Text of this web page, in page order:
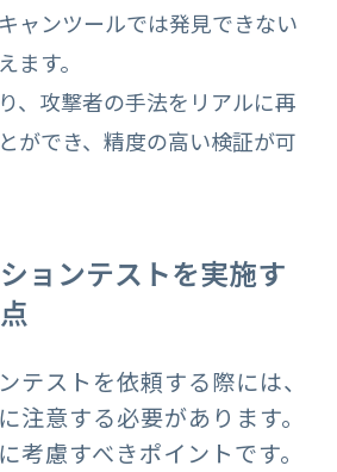
ャンツールでは発見できない
ます。
、攻撃者の手法をリアルに再
ができ、精度の高い検証が可
ョンテストを実施す
テストを依頼する際には、
注意する必要があります。
考慮すべきポイントです。